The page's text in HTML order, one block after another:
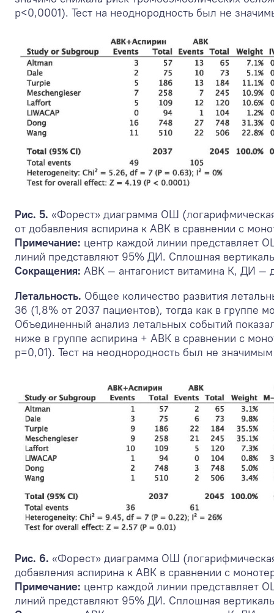
р<0,0001). Тест на неоднородность был не
Рис. 5. «Форест» диаграмма ОШ
от добавления аспирина к АВК в сравнении с
Примечание: центр каждой линии представляет
линий представляют 95% ДИ. Сплошная
Сокращения: АВК — антагонист витамина К, ДИ
Летальность. Общее количество развития
36 (1,8% от 2037 пациентов), тогда как в группе
Объединенный анализ летальных событий
ниже в группе аспирина + АВК в сравнении с
p=0,01). Тест на неоднородность был не
Рис. 6. «Форест» диаграмма ОШ
добавления аспирина к АВК в сравнении с
Примечание: центр каждой линии представляет
линий представляют 95% ДИ. Сплошная